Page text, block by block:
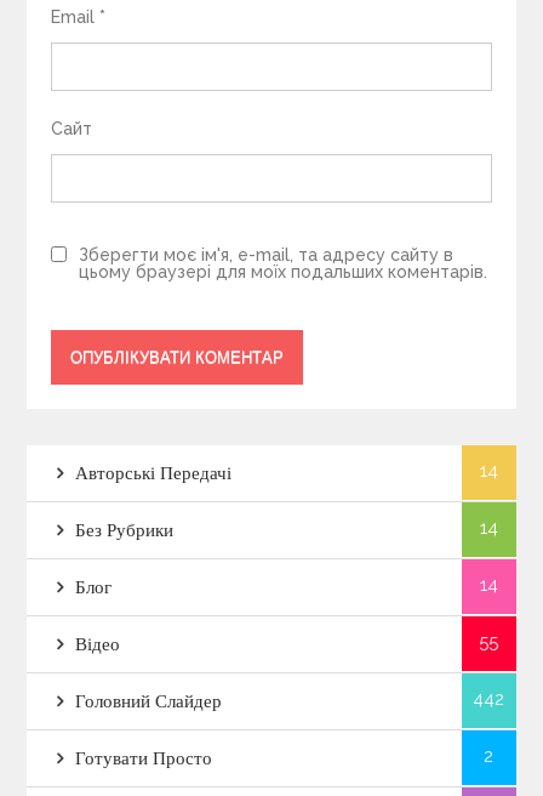
Email *
Сайт
Зберегти моє ім'я, e-mail, та адресу сайту в
цьому браузері для моїх подальших коментарів.
Авторські Передачі 14
Без Рубрики 14
Блог 14
Відео 55
Головний Слайдер 442
Готувати Просто 2